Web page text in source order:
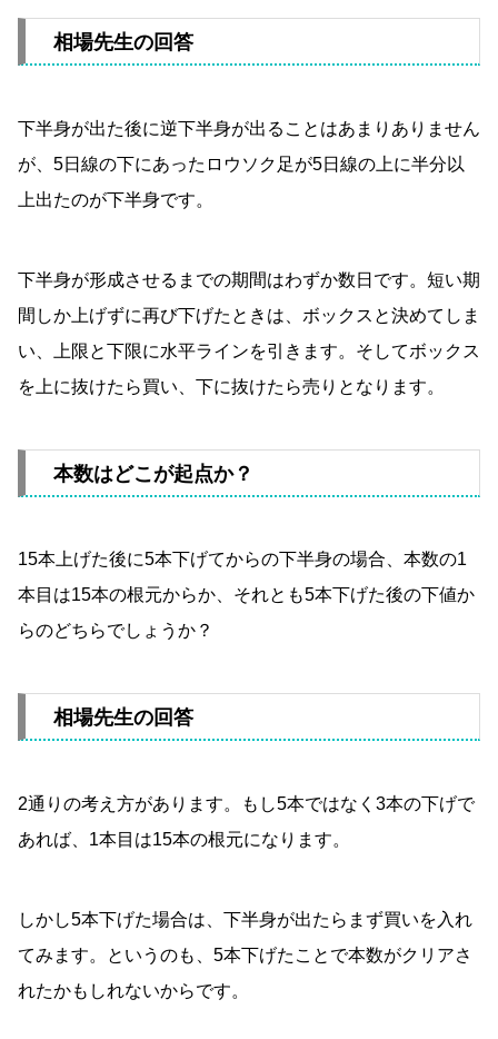
相場先生の回答
下半身が出た後に逆下半身が出ることはあまりありません
が、5日線の下にあったロウソク足が5日線の上に半分以
上出たのが下半身です。
下半身が形成させるまでの期間はわずか数日です。短い期
間しか上げずに再び下げたときは、ボックスと決めてしま
い、上限と下限に水平ラインを引きます。そしてボックス
を上に抜けたら買い、下に抜けたら売りとなります。
本数はどこが起点か？
15本上げた後に5本下げてからの下半身の場合、本数の1
本目は15本の根元からか、それとも5本下げた後の下値か
らのどちらでしょうか？
相場先生の回答
2通りの考え方があります。もし5本ではなく3本の下げで
あれば、1本目は15本の根元になります。
しかし5本下げた場合は、下半身が出たらまず買いを入れ
てみます。というのも、5本下げたことで本数がクリアさ
れたかもしれないからです。